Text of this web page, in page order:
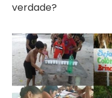
verdade?